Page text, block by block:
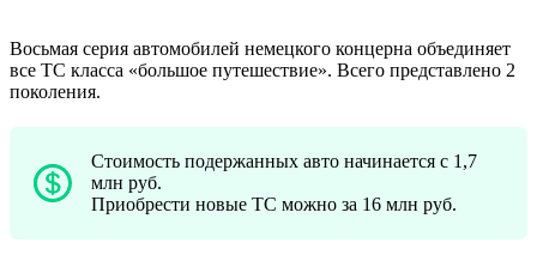
Восьмая серия автомобилей немецкого концерна объединяет
все ТС класса «большое путешествие». Всего представлено 2
поколения.
Стоимость подержанных авто начинается с 1,7
млн руб.
Приобрести новые ТС можно за 16 млн руб.